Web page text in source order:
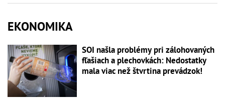
EKONOMIKA
SOI našla problémy pri zálohovaných
fľašiach a plechovkách: Nedostatky
mala viac než štvrtina prevádzok!